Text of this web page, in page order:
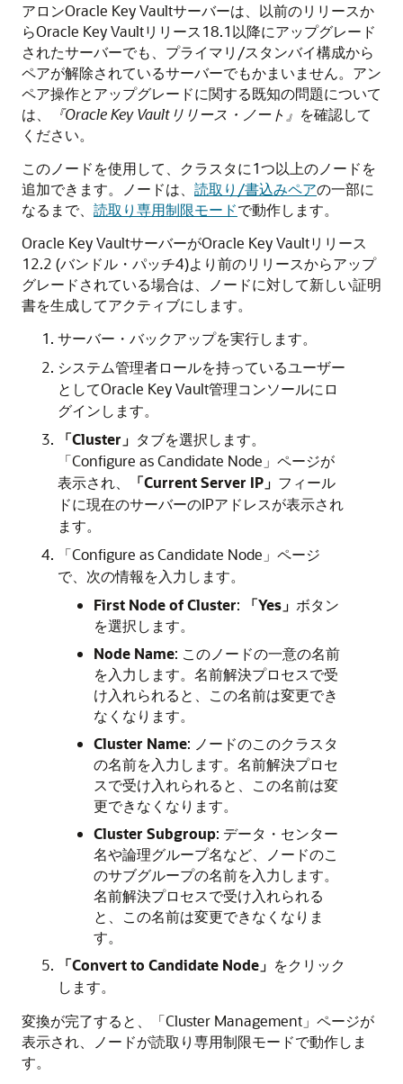
アロンOracle Key Vaultサーバーは、以前のリリースか
らOracle Key Vaultリリース18.1以降にアップグレード
されたサーバーでも、プライマリ/スタンバイ構成から
ペアが解除されているサーバーでもかまいません。アン
ペア操作とアップグレードに関する既知の問題について
は、
『Oracle Key Vaultリリース・ノート』 を確認して
ください。
このノードを使用して、クラスタに1つ以上のノードを
追加できます。ノードは、 読取り/書込みペアの一部に
なるまで、 読取り専用制限モードで動作します。
Oracle Key VaultサーバーがOracle Key Vaultリリース
12.2 (バンドル・パッチ4)より前のリリースからアップ
グレードされている場合は、ノードに対して新しい証明
書を生成してアクティブにします。
サーバー・バックアップを実行します。
システム管理者ロールを持っているユーザー
としてOracle Key Vault管理コンソールにロ
グインします。
「Cluster」 タブを選択します。
「Configure as Candidate Node」ページが
表示され、
「Current Server IP」 フィール
ドに現在のサーバーのIPアドレスが表示され
ます。
「Configure as Candidate Node」ページ
で、次の情報を入力します。
First Node of Cluster: 「Yes」 ボタン
を選択します。
Node Name: このノードの一意の名前
を入力します。名前解決プロセスで受
け入れられると、この名前は変更でき
なくなります。
Cluster Name: ノードのこのクラスタ
の名前を入力します。名前解決プロセ
スで受け入れられると、この名前は変
更できなくなります。
Cluster Subgroup: データ・センター
名や論理グループ名など、ノードのこ
のサブグループの名前を入力します。
名前解決プロセスで受け入れられる
と、この名前は変更できなくなりま
す。
「Convert to Candidate Node」 をクリック
します。
変換が完了すると、「Cluster Management」ページが
表示され、ノードが読取り専用制限モードで動作しま
す。